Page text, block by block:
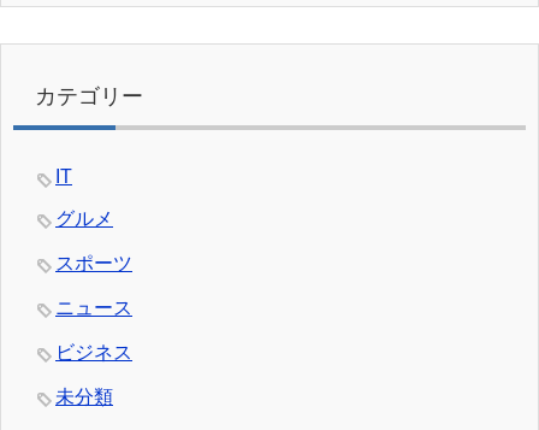
カテゴリー
IT
グルメ
スポーツ
ニュース
ビジネス
未分類